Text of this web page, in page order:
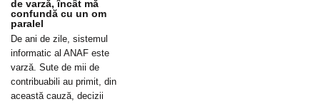
de varză, încât mă
confundă cu un om
paralel
De ani de zile, sistemul
informatic al ANAF este
varză. Sute de mii de
contribuabili au primit, din
această cauză, decizii